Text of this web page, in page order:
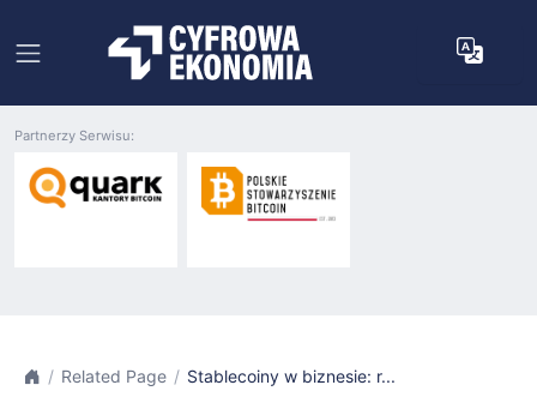
Partnerzy Serwisu:
Related Page Stablecoiny w biznesie: r...